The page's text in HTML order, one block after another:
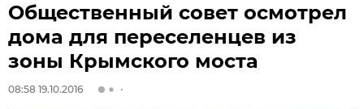
Общественный совет осмотрел
дома для переселенцев из
зоны Крымского моста
08:58 19.10.2016